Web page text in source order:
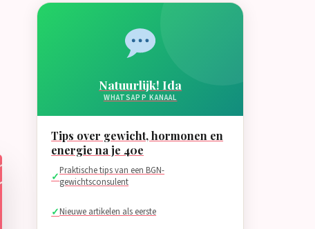
Natuurlijk! Ida
WHATSAPP KANAAL
Tips over gewicht, hormonen en
energie na je 40e
Praktische tips van een BGN-
gewichtsconsulent
Nieuwe artikelen als eerste